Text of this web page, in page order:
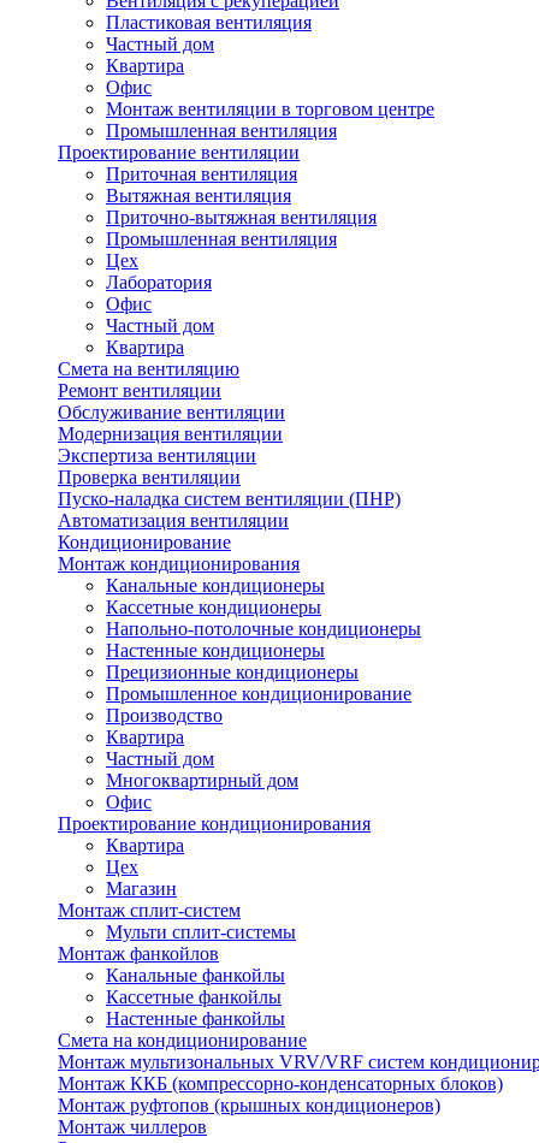
Пластиковая вентиляция
Частный дом
Квартира
Офис
Монтаж вентиляции в торговом центре
Промышленная вентиляция
Проектирование вентиляции
Приточная вентиляция
Вытяжная вентиляция
Приточно-вытяжная вентиляция
Промышленная вентиляция
Цех
Лаборатория
Офис
Частный дом
Квартира
Смета на вентиляцию
Ремонт вентиляции
Обслуживание вентиляции
Модернизация вентиляции
Экспертиза вентиляции
Проверка вентиляции
Пуско-наладка систем вентиляции (ПНР)
Автоматизация вентиляции
Кондиционирование
Монтаж кондиционирования
Канальные кондиционеры
Кассетные кондиционеры
Напольно-потолочные кондиционеры
Настенные кондиционеры
Прецизионные кондиционеры
Промышленное кондиционирование
Производство
Квартира
Частный дом
Многоквартирный дом
Офис
Проектирование кондиционирования
Квартира
Цех
Магазин
Монтаж сплит-систем
Мульти сплит-системы
Монтаж фанкойлов
Канальные фанкойлы
Кассетные фанкойлы
Настенные фанкойлы
Смета на кондиционирование
Монтаж мультизональных VRV/VRF систем
Монтаж ККБ (компрессорно-конденсаторных блоков)
Монтаж руфтопов (крышных кондиционеров)
Монтаж чиллеров